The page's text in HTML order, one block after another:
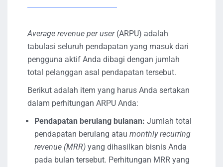
Average revenue per user(ARPU) adalah
tabulasi seluruh pendapatan yang masuk dari
pengguna aktif Anda dibagi dengan jumlah
total pelanggan asal pendapatan tersebut.
Berikut adalah item yang harus Anda sertakan
dalam perhitungan ARPU Anda:
Pendapatan berulang bulanan: Jumlah total
pendapatan berulang atau monthly recurring
revenue (MRR) yang dihasilkan bisnis Anda
pada bulan tersebut. Perhitungan MRR yang